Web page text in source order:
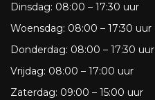
Dinsdag: 08:00 – 17:30 uur
Woensdag: 08:00 – 17:30 uur
Donderdag: 08:00 – 17:30 uur
Vrijdag: 08:00 – 17:00 uur
Zaterdag: 09:00 – 15:00 uur